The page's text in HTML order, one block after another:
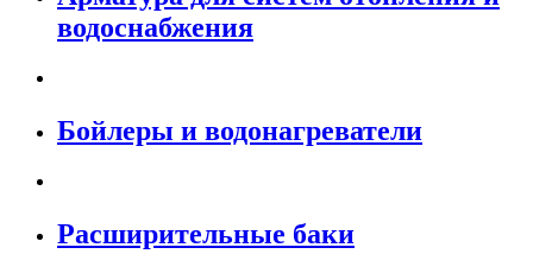
водоснабжения
Бойлеры и водонагреватели
Расширительные баки